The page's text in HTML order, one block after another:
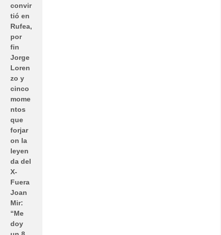
convir
tió en
Rufea,
por
fin
Jorge
Loren
zo y
cinco
mome
ntos
que
forjar
on la
leyen
da del
X-
Fuera
Joan
Mir:
“Me
doy